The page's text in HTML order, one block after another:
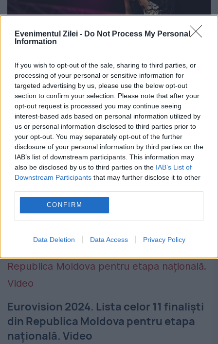
Evenimentul Zilei - Do Not Process My Personal
Information
If you wish to opt-out of the sale, sharing to third parties, or
processing of your personal or sensitive information for
targeted advertising by us, please use the below opt-out
section to confirm your selection. Please note that after your
opt-out request is processed you may continue seeing
interest-based ads based on personal information utilized by
us or personal information disclosed to third parties prior to
your opt-out. You may separately opt-out of the further
disclosure of your personal information by third parties on the
IAB’s list of downstream participants. This information may
also be disclosed by us to third parties on the IAB’s List of
Downstream Participants that may further disclose it to other
CONFIRM
Data Deletion Data Access Privacy Policy
Natalia Barbu va reprezenta Republica
Moldova la Eurovision
18 FEBRUARIE 2024
Interpreta Natalia Barbu va reprezenta
Republica Moldova la ediția 2024 a
concursului de muzică Eurovision.
Cântăreața Natalia Barbu a câștigat Finala
Națională Eurovision Song Contest 2024 cu
piesa „In the...
Eurovision 2024. Lista celor 11 finaliști
din Republica Moldova pentru etapa
națională. Video